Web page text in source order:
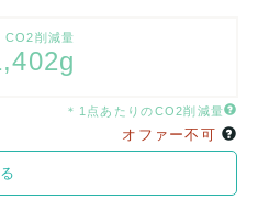
削減量
＊1点あたりのCO2削減量
オファー不可